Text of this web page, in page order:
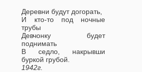
Деревни будут догорать,
И кто-то под ночные
трубы
Девчонку будет
поднимать
В седло, накрывши
буркой грубой.
1942г.